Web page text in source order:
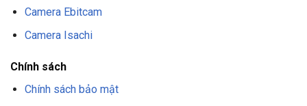
Camera Ebitcam
Camera Isachi
Chính sách
Chính sách bảo mật